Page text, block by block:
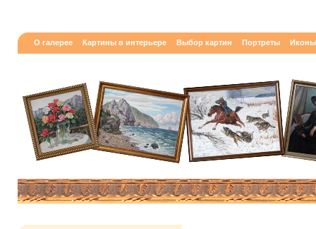
О галерее Картины в интерьере Выбор картин Портреты Иконы